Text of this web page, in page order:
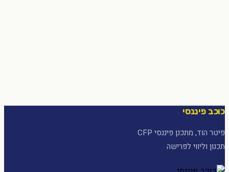
כוכב פיננסי
פיטר הוד, מתכנן פיננסי CFP
תכנון וליווי לפרישה